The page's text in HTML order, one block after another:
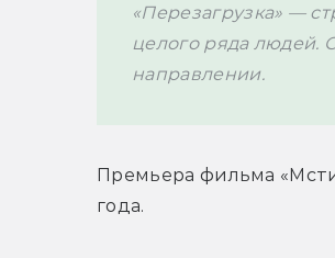
«Перезагрузка» —
целого ряда людей.
направлении.
Премьера фильма
года.